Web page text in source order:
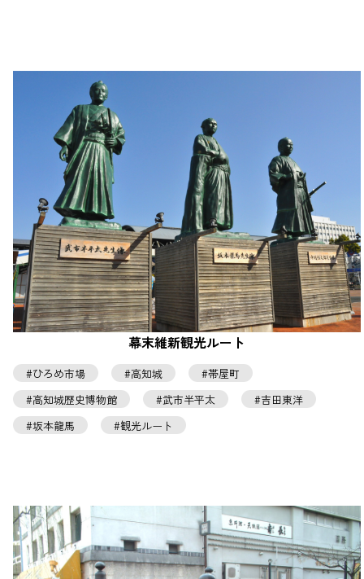
幕末維新観光ルート
ひろめ市場 高知城
帯屋町
高知城歴史博物館
武市半平太
吉田東洋
坂本龍馬
観光ルート